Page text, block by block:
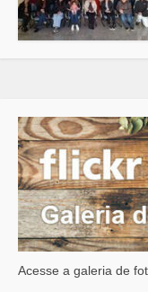
Acesse a galeria de